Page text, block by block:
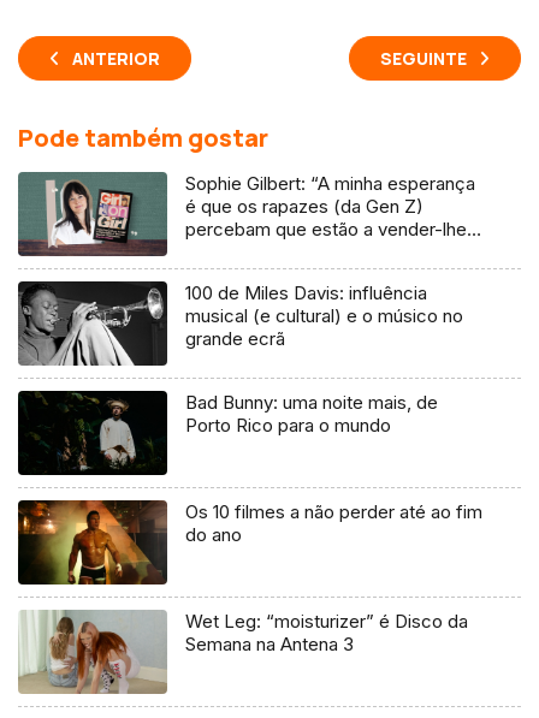
ANTERIOR SEGUINTE
Pode também gostar
Sophie Gilbert: “A minha esperança
é que os rapazes (da Gen Z)
percebam que estão a vender-lhes
100 de Miles Davis: influência
musical (e cultural) e o músico no
grande ecrã
Bad Bunny: uma noite mais, de
Porto Rico para o mundo
Os 10 filmes a não perder até ao fim
do ano
Wet Leg: “moisturizer” é Disco da
Semana na Antena 3